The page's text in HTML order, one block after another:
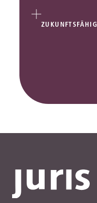
ZUKUNFTSFÄHIG